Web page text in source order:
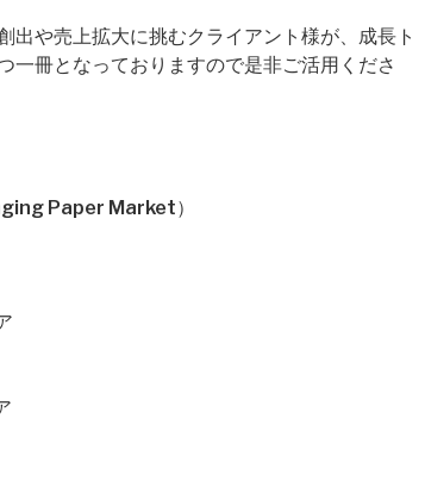
出や売上拡大に挑むクライアント様が、成長ト
一冊となっておりますので是非ご活用くださ
Paper Market）